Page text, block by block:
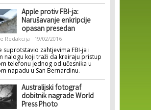
Apple protiv FBI-ja:
Narušavanje enkripcije
opasan presedan
Redakcija 19/02/2016
suprotstavio zahtjevima FBI-ja i
nalogu koji traži da kreiraju pristup
telefonu jednog od učesnika u
napadu u San Bernardinu.
Australijski fotograf
dobitnik nagrade World
Press Photo